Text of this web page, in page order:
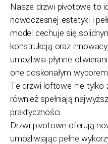
Nasze drzwi pivotowe to
nowoczesnej estetyki i
model cechuje się
konstrukcją oraz
umożliwia płynne
one doskonałym
Te drzwi loftowe nie tylko
również spełniają
praktyczności.
Drzwi pivotowe oferują
umożliwiając pełne